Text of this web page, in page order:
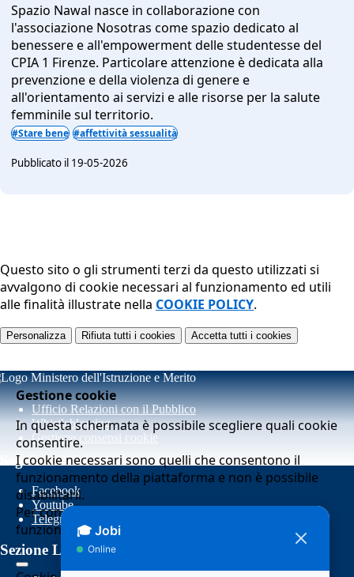
Spazio Nawal nasce in collaborazione con
l'associazione Nosotras come spazio dedicato al
benessere e all'empowerment delle studentesse del
CPIA 1 Firenze. Particolare attenzione è dedicata alla
prevenzione e della violenza di genere e
all'orientamento ai servizi e alle risorse per la salute
femminile sul territorio.
#Stare bene #affettività sessualità
Pubblicato il 19-05-2026
Questo sito o gli strumenti terzi da questo utilizzati si
avvalgono di cookie necessari al funzionamento ed utili
alle finalità illustrate nella COOKIE POLICY.
Personalizza Rifiuta tutti i cookies Accetta tutti i cookies
Gestione cookie
In questa schermata è possibile scegliere quali cookie
consentire.
I cookie necessari sono quelli che consentono il
funzionamento della piattaforma e non è possibile
disabilitarli.
Per conoscere quali sono i cookie necessari al
funzionamento potete visionare la
COOKIE POLICY
Ufficio Relazioni con il Pubblico
Whistleblowing
Gestione consensi cookie
Seguici su
Facebook
Youtube
Telegram
Sezione Link Utili